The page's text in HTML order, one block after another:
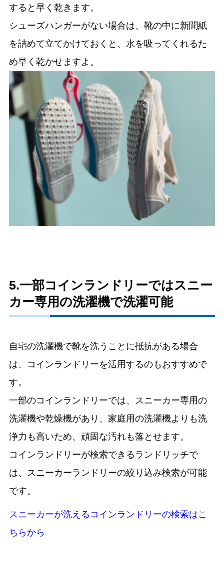
すると早く乾きます。
シューズハンガーがない場合は、靴の中に新聞紙
を詰めて立てかけておくと、水を吸ってくれるた
め早く乾かせますよ。
5.一部コインランドリーではスニー
カー専用の洗濯機で洗濯可能
自宅の洗濯機で靴を洗うことに抵抗がある場合
は、コインランドリーを活用するのもおすすめで
す。
一部のコインランドリーでは、スニーカー専用の
洗濯機や乾燥機があり、家庭用の洗濯機よりも洗
浄力も高いため、頑固な汚れも落とせます。
コインランドリーが検索できるランドリッチで
は、スニーカーランドリーの絞り込み検索が可能
です。
スニーカーが洗えるコインランドリーの検索はこ
ちらから